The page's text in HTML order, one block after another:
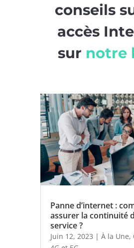
conseils
accès
sur notre
Panne d’internet :
assurer la continuité
service ?
Juin 12, 2023 | À la Une,